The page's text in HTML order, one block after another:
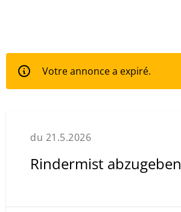
Votre annonce a expiré.
du 21.5.2026
Rindermist abzugeben